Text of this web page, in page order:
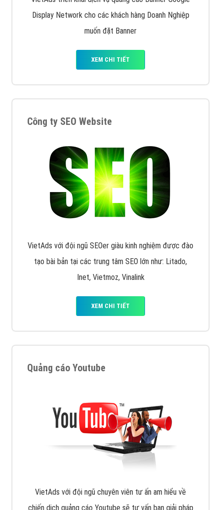
Display Network cho các khách hàng Doanh Nghiệp
muốn đặt Banner
XEM CHI TIẾT
Công ty SEO Website
VietAds với đội ngũ SEOer giàu kinh nghiệm được đào
tạo bài bản tại các trung tâm SEO lớn như: Litado,
Inet, Vietmoz, Vinalink
XEM CHI TIẾT
Quảng cáo Youtube
VietAds với đội ngũ chuyên viên tư ấn am hiểu về
chiến dịch quảng cáo Youtube sẽ tư vấn bạn giải pháp